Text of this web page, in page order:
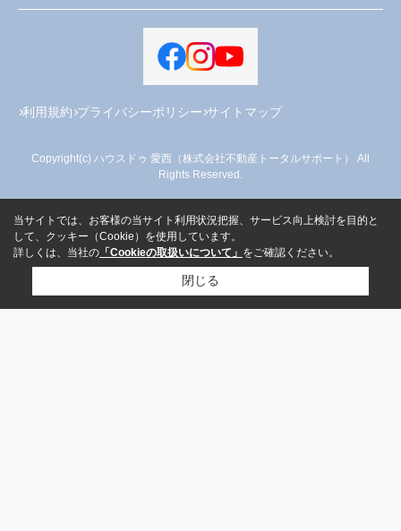
利用規約 プライバシーポリシー サイトマップ
Copyright(c) ハウスドゥ 愛西（株式会社不動産トータルサポート） All
Rights Reserved.
当サイトでは、お客様の当サイト利用状況把握、サービス向上検討を目的と
して、クッキー（Cookie）を使用しています。
詳しくは、当社の 「Cookieの取扱いについて」 をご確認ください。
閉じる